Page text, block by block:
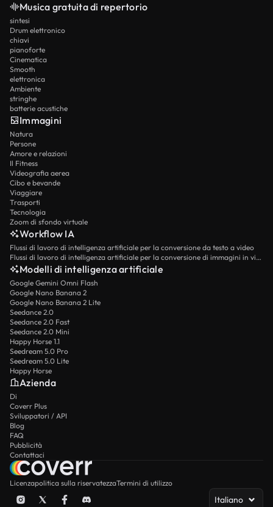
Musica gratuita di repertorio
sintesi
Drum elettronico
chiavi
pianoforte
Cinematica
Smooth
elettronica
Ambiente
stringhe
batterie acustiche
Immagini
Natura
Persone
Amore e relazioni
Il Fitness
Videografia aerea
Cibo e bevande
Viaggiare
Trasporti
Tecnologia
Zoom di sfondo virtuale
Workflow IA
Flussi di lavoro di intelligenza artificiale per la conversione da testo a video
Flussi di lavoro di intelligenza artificiale per la conversione di immagini in video
Modelli di intelligenza artificiale
Google Gemini Omni Flash
Google Nano Banana 2
Google Nano Banana 2 Lite
Seedance 2.0
Seedance 2.0 Fast
Seedance 2.0 Mini
Happy Horse 1.1
Seedream 5.0 Pro
Seedream 5.0 Lite
Happy Horse
Azienda
Di
Coverr Plus
Sviluppatori / API
Blog
FAQ
Pubblicità
Contattaci
Licenzapolitica sulla riservatezzaTermini di utilizzo
Italiano